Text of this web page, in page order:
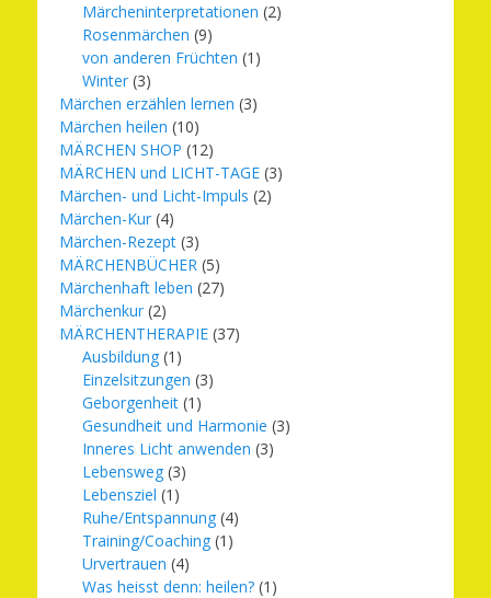
Märcheninterpretationen (2)
Rosenmärchen (9)
von anderen Früchten (1)
Winter (3)
Märchen erzählen lernen (3)
Märchen heilen (10)
MÄRCHEN SHOP (12)
MÄRCHEN und LICHT-TAGE (3)
Märchen- und Licht-Impuls (2)
Märchen-Kur (4)
Märchen-Rezept (3)
MÄRCHENBÜCHER (5)
Märchenhaft leben (27)
Märchenkur (2)
MÄRCHENTHERAPIE (37)
Ausbildung (1)
Einzelsitzungen (3)
Geborgenheit (1)
Gesundheit und Harmonie (3)
Inneres Licht anwenden (3)
Lebensweg (3)
Lebensziel (1)
Ruhe/Entspannung (4)
Training/Coaching (1)
Urvertrauen (4)
Was heisst denn: heilen? (1)